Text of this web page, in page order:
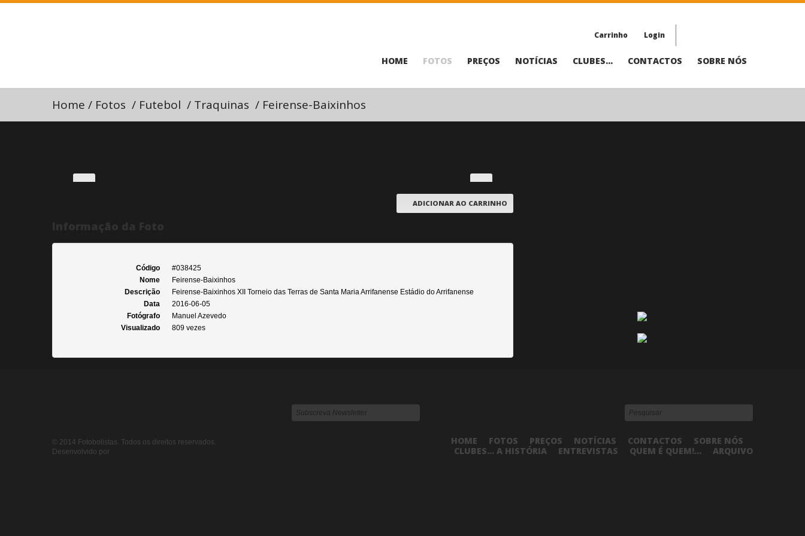
Carrinho Login
HOME FOTOS PREÇOS NOTÍCIAS CLUBES... CONTACTOS SOBRE NÓS
Home / Fotos / Futebol / Traquinas / Feirense-Baixinhos
ADICIONAR AO CARRINHO
Código
#038425
Nome
Feirense-Baixinhos
Descrição
Feirense-Baixinhos XII Torneio das Terras de Santa Maria Arrifanense Estádio do Arrifanense
Data
2016-06-05
Fotógrafo
Manuel Azevedo
Visualizado
809 vezes
© 2014 Fotobolistas. Todos os direitos reservados.
Desenvolvido por
HOME FOTOS PREÇOS NOTÍCIAS CONTACTOS
SOBRE NÓS
CLUBES... A HISTÓRIA
ENTREVISTAS QUEM É QUEM!... ARQUIVO